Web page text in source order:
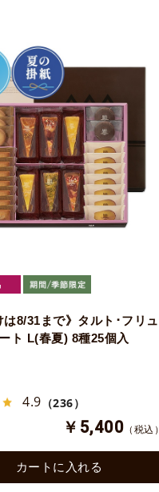
は8/31まで》タルト･フリュ
ト L(春夏) 8種25個入
4.9 （236）
￥5,400 （税込）
カートに入れる